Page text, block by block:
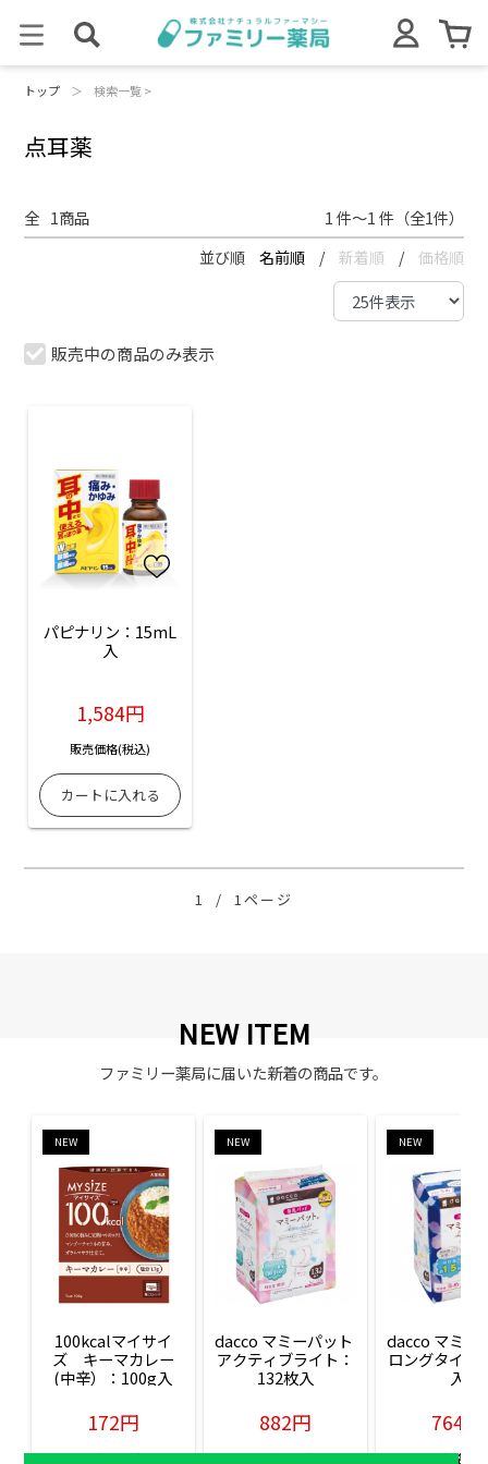
トップ ＞ 検索一覧 >
点耳薬
全 1商品 1 件～1 件（全1件）
並び順 名前順 / 新着順 / 価格順
販売中の商品のみ表示
パピナリン：15mL
入
1,584円
販売価格(税込)
1 / 1ページ
NEW ITEM
ファミリー薬局に届いた新着の商品です。
NEW
100kcalマイサイ
ズ　キーマカレー
(中辛）：100g入
172円
販売価格(税込)
NEW
dacco マミーパット
アクティブライト：
132枚入
882円
販売価格(税込)
NEW
dacco マミー
ロングタイム
入
764円
販売価格(税